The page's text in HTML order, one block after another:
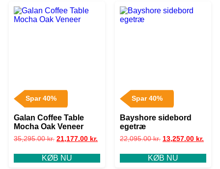
Spar 40%
Galan Coffee Table
Mocha Oak Veneer
35,295.00kr. 21,177.00 kr.
KØB NU
Spar 40%
Bayshore sidebord
egetræ
22,095.00kr. 13,257.00 kr.
KØB NU